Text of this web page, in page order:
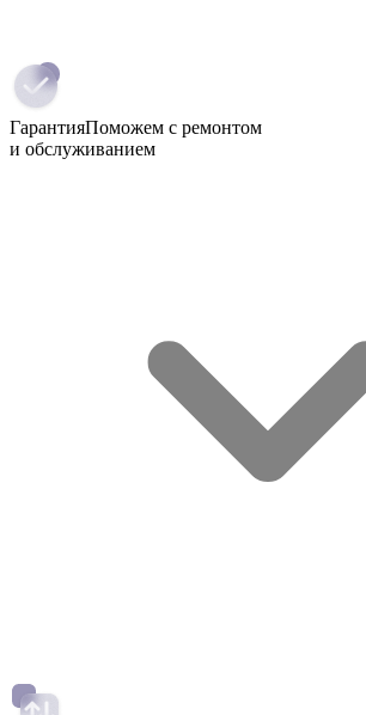
ГарантияПоможем с ремонтом
и обслуживанием